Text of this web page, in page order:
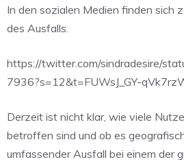
In den sozialen Medien finden sich
des Ausfalls.
https://twitter.com/sindradesire/
7936?s=12&t=FUWsJ_GY-
Derzeit ist nicht klar, wie viele
betroffen sind und ob es
umfassender Ausfall bei einem der